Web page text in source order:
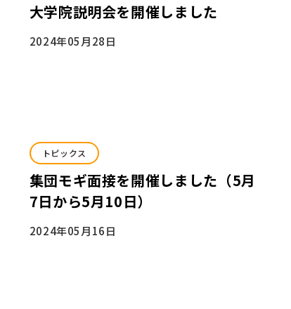
大学院説明会を開催しました
2024年05月28日
トピックス
集団モギ面接を開催しました（5月
7日から5月10日）
2024年05月16日